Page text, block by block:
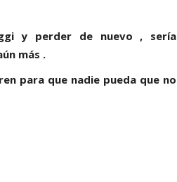
y perder de nuevo , sería
más .
para que nadie pueda que no